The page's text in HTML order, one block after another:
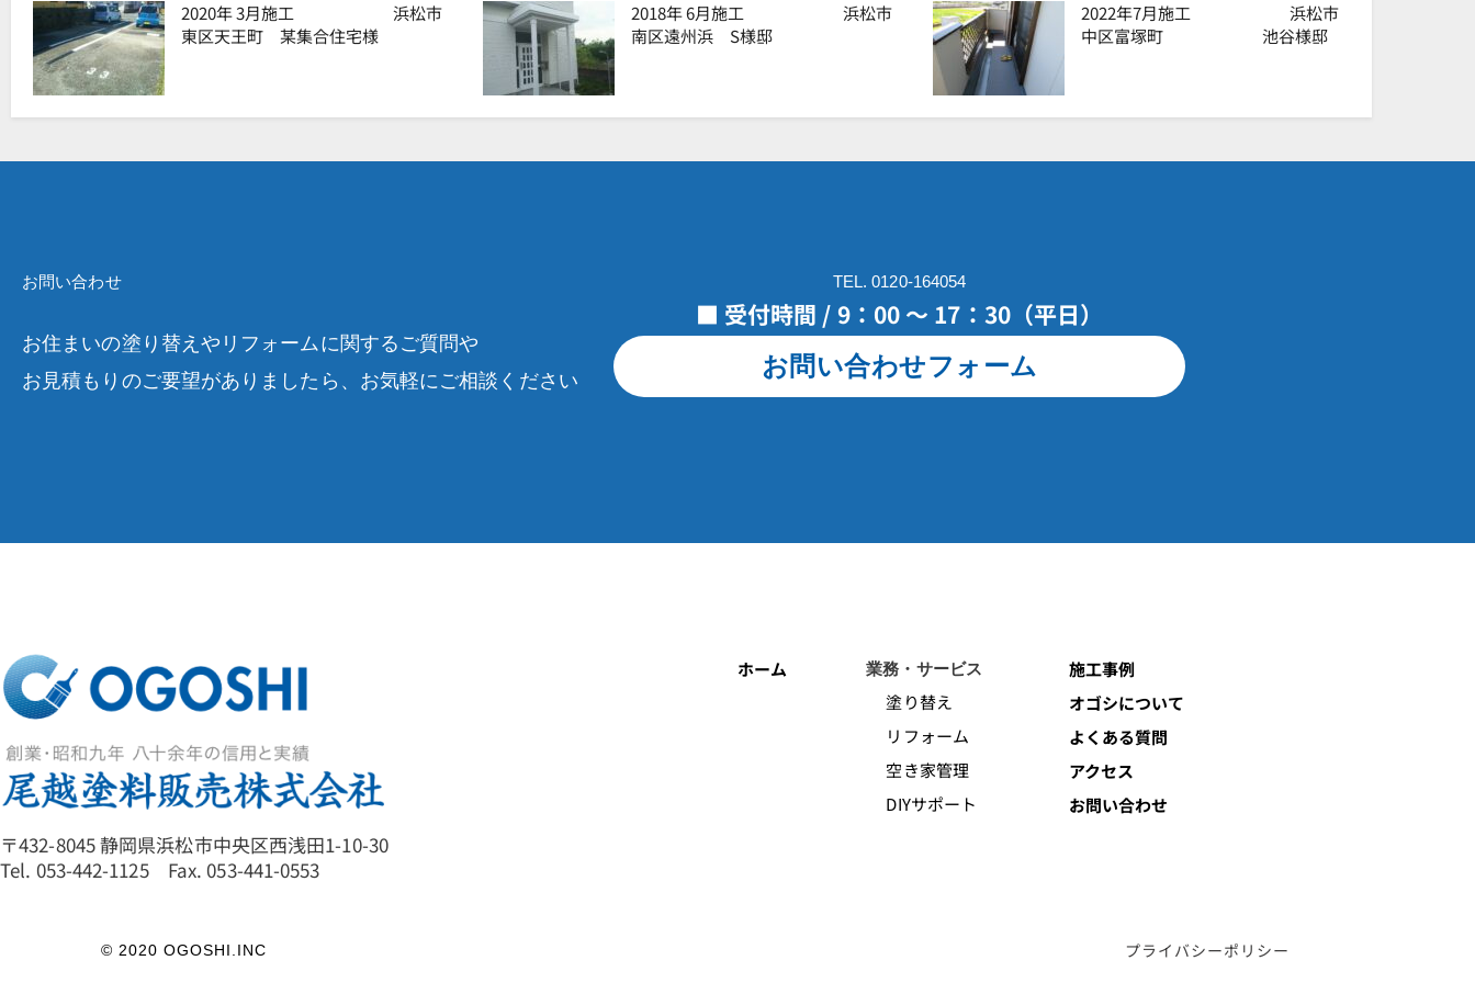
2020年 3月施工 浜松市
東区天王町 某集合住宅様
2018年 6月施工 浜松市
南区遠州浜 S様邸
2022年7月施工 浜松市
中区富塚町 池谷様邸
お問い合わせ
お住まいの塗り替えやリフォームに関するご質問や
お見積もりのご要望がありましたら、お気軽にご相談ください
TEL. 0120-164054
■ 受付時間 / 9：00 ～ 17：30（平日）
お問い合わせフォーム
〒432-8045 静岡県浜松市中央区西浅田1-10-30
Tel. 053-442-1125 Fax. 053-441-0553
ホーム 業務・サービス
塗り替え
リフォーム
空き家管理
DIYサポート
施工事例
オゴシについて
よくある質問
アクセス
お問い合わせ
© 2020 OGOSHI.INC プライバシーポリシー